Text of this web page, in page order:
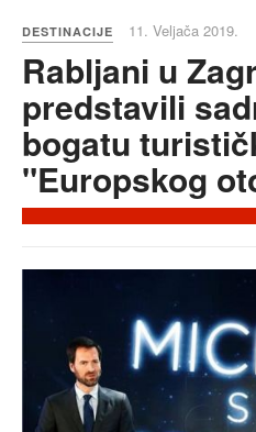
DESTINACIJE 11. Veljača 2019.
Rabljani u
predstavili
bogatu
"Europskog